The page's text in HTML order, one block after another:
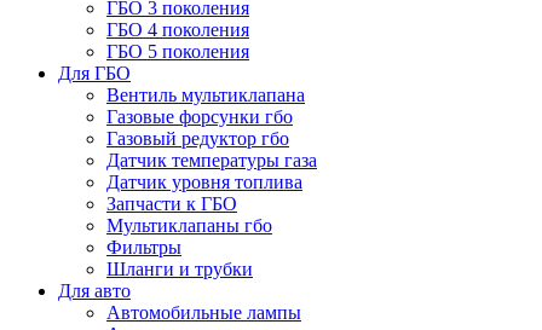
ГБО 3 поколения
ГБО 4 поколения
ГБО 5 поколения
Для ГБО
Вентиль мультиклапана
Газовые форсунки гбо
Газовый редуктор гбо
Датчик температуры газа
Датчик уровня топлива
Запчасти к ГБО
Мультиклапаны гбо
Фильтры
Шланги и трубки
Для авто
Автомобильные лампы